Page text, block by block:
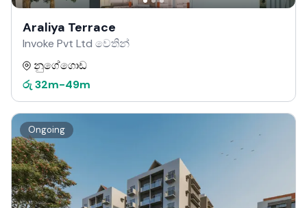
Araliya Terrace
Invoke Pvt Ltd වෙතින්
නුගේගොඩ
රු 32m-49m
Ongoing